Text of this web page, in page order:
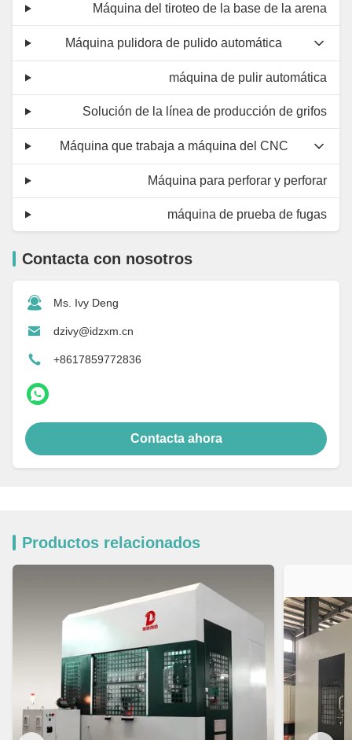
Máquina del tiroteo de la base de la arena
Máquina pulidora de pulido automática
máquina de pulir automática
Solución de la línea de producción de grifos
Máquina que trabaja a máquina del CNC
Máquina para perforar y perforar
máquina de prueba de fugas
Contacta con nosotros
Ms. Ivy Deng
dzivy@idzxm.cn
+8617859772836
Contacta ahora
Productos relacionados